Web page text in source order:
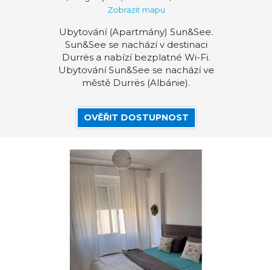
Zobrazit mapu
Ubytování (Apartmány) Sun&See.
Sun&See se nachází v destinaci
Durrës a nabízí bezplatné Wi-Fi.
Ubytování Sun&See se nachází ve
městě Durrës (Albánie).
OVĚŘIT DOSTUPNOST